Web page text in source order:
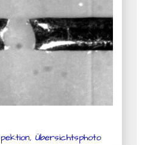
Übersichtsphoto